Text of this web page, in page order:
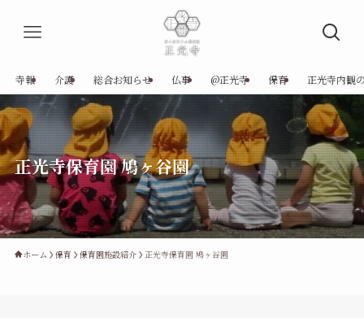
寺報 介護 総合お知らせ 仏事 @正光寺 保育 正光寺内観
正光寺保育園 鳩ヶ谷園
ホーム 保育 保育園施設紹介 正光寺保育園 鳩ヶ谷園